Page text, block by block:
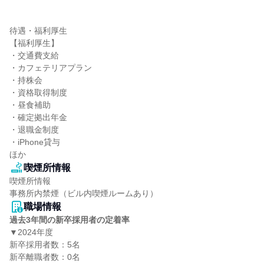
待遇・福利厚生
【福利厚生】
・交通費支給
・カフェテリアプラン
・持株会
・資格取得制度
・昼食補助
・確定拠出年金
・退職金制度
・iPhone貸与
ほか
喫煙所情報
喫煙所情報
事務所内禁煙（ビル内喫煙ルームあり）
職場情報
過去3年間の新卒採用者の定着率
▼2024年度
新卒採用者数：5名
新卒離職者数：0名